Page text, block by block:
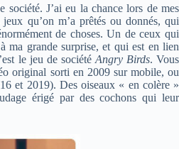
J’ai eu la chance lors de mes
qu’on m’a prêtés ou donnés, qui
de choses. Un de ceux qui
ma grande surprise, et qui est en lien
le jeu de société Angry Birds. Vous
original sorti en 2009 sur mobile, ou
et 2019). Des oiseaux « en colère »
érigé par des cochons qui leur